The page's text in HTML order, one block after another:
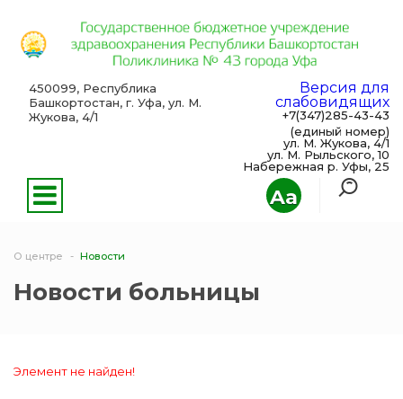
Aa
450099, Республика
Башкортостан, г. Уфа, ул. М.
Жукова, 4/1
Версия для
слабовидящих
+7(347)285-43-43
(единый номер)
ул. М. Жукова, 4/1
ул. М. Рыльского, 10
Набережная р. Уфы, 25
О центре Новости
Новости больницы
Элемент не найден!